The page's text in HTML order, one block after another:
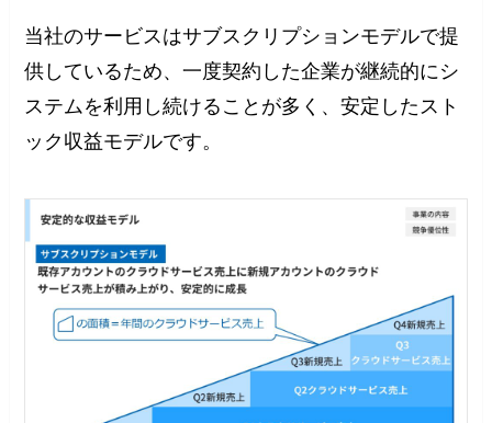
当社のサービスはサブスクリプションモデルで提
供しているため、一度契約した企業が継続的にシ
ステムを利用し続けることが多く、安定したスト
ック収益モデルです。